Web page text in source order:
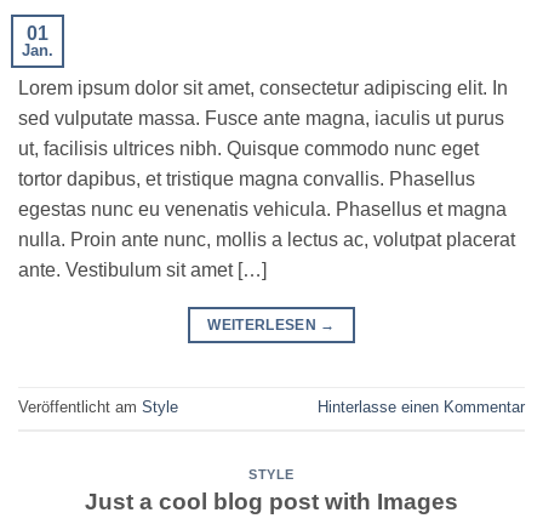
01
Jan.
Lorem ipsum dolor sit amet, consectetur adipiscing elit. In
sed vulputate massa. Fusce ante magna, iaculis ut purus
ut, facilisis ultrices nibh. Quisque commodo nunc eget
tortor dapibus, et tristique magna convallis. Phasellus
egestas nunc eu venenatis vehicula. Phasellus et magna
nulla. Proin ante nunc, mollis a lectus ac, volutpat placerat
ante. Vestibulum sit amet […]
WEITERLESEN →
Veröffentlicht am Style Hinterlasse einen Kommentar
STYLE
Just a cool blog post with Images